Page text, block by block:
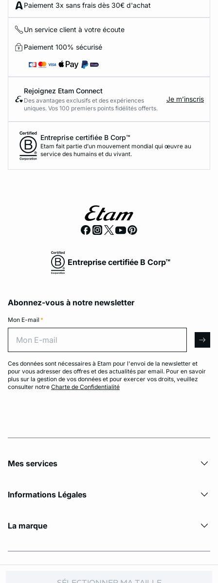
Paiement 3x sans frais dès 30€ d'achat
Un service client à votre écoute
Paiement 100% sécurisé
Rejoignez Etam Connect
Des avantages exclusifs et des expériences
uniques. Vos 100 premiers points fidélités offerts.
Je m’inscris
Entreprise certifiée B Corp™
Etam fait partie d’un mouvement mondial qui œuvre au
service des humains et du vivant.
Entreprise certifiée B Corp™
Abonnez-vous à notre newsletter
Mon E-mail *
Ces données sont nécessaires à Etam pour l'envoi de la newsletter et
pour vous adresser des offres et des actualités par email. Pour en savoir
plus sur la gestion de vos données et pour exercer vos droits, veuillez
consulter notre Charte de Confidentialité
Mes services
Informations Légales
La marque